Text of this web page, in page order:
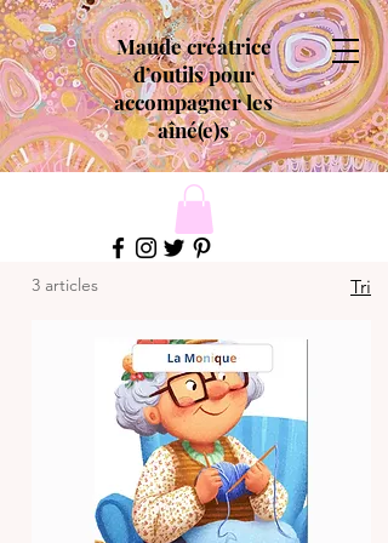
Maude créatrice
d’outils pour
accompagner les
aîné(e)s
3 articles Tri